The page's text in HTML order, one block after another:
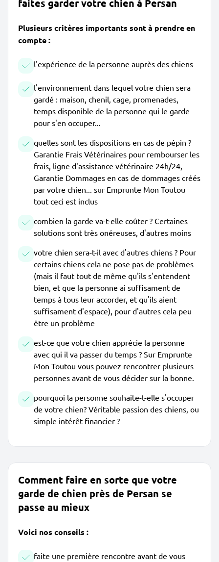
faites garder votre chien à Persan
Plusieurs critères importants sont à prendre en
compte :
l'expérience de la personne auprès des chiens
l'environnement dans lequel votre chien sera
gardé : maison, chenil, cage, promenades,
temps disponible de la personne qui le garde
pour s'en occuper...
quelles sont les dispositions en cas de pépin ?
Garantie Frais Vétérinaires pour rembourser les
frais, ligne d'assistance vétérinaire 24h/24,
Garantie Dommages en cas de dommages créés
par votre chien... sur Emprunte Mon Toutou
tout ceci est inclus
combien la garde va-t-elle coûter ? Certaines
solutions sont très onéreuses, d'autres moins
votre chien sera-t-il avec d'autres chiens ? Pour
certains chiens cela ne pose pas de problèmes
(mais il faut tout de même qu'ils s'entendent
bien, et que la personne ai suffisament de
temps à tous leur accorder, et qu'ils aient
suffisament d'espace), pour d'autres cela peu
être un problème
est-ce que votre chien apprécie la personne
avec qui il va passer du temps ? Sur Emprunte
Mon Toutou vous pouvez rencontrer plusieurs
personnes avant de vous décider sur la bonne.
pourquoi la personne souhaite-t-elle s'occuper
de votre chien? Véritable passion des chiens, ou
simple intérêt financier ?
Comment faire en sorte que votre
garde de chien près de Persan se
passe au mieux
Voici nos conseils :
faite une première rencontre avant de vous